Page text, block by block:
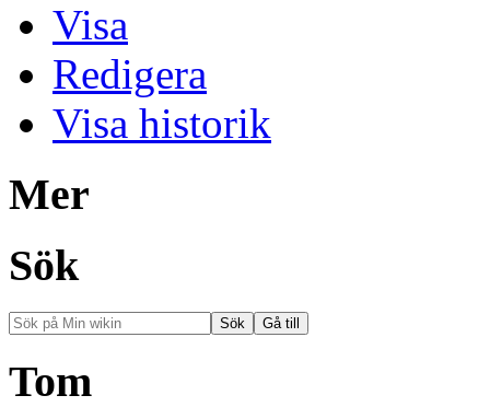
Visa
Redigera
Visa historik
Mer
Sök
Tom